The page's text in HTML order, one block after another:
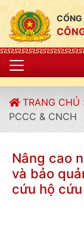
TRANG CHỦ
PCCC & CNCH
Nâng cao
và bảo
cứu hộ